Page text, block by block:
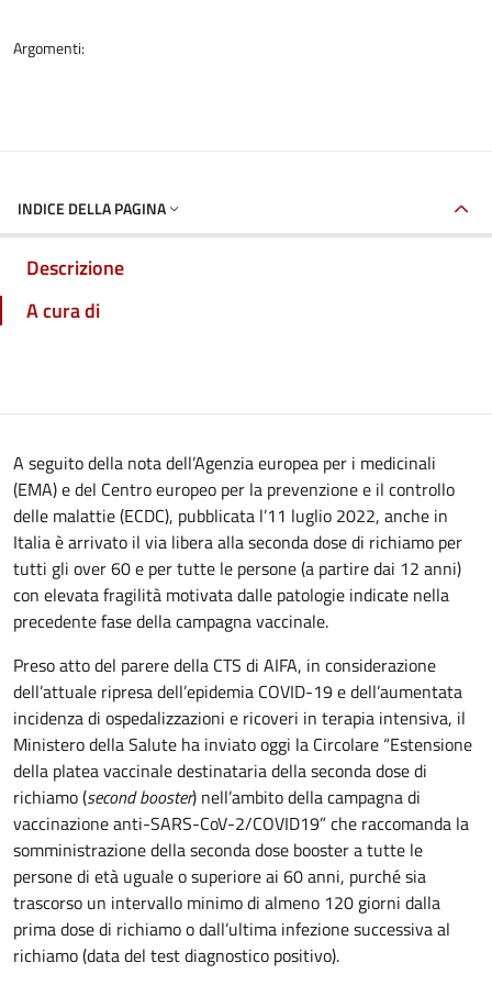
Argomenti:
INDICE DELLA PAGINA
Descrizione
A cura di
A seguito della nota dell’Agenzia europea per i medicinali
(EMA) e del Centro europeo per la prevenzione e il controllo
delle malattie (ECDC), pubblicata l’11 luglio 2022, anche in
Italia è arrivato il via libera alla seconda dose di richiamo per
tutti gli over 60 e per tutte le persone (a partire dai 12 anni)
con elevata fragilità motivata dalle patologie indicate nella
precedente fase della campagna vaccinale.
Preso atto del parere della CTS di AIFA, in considerazione
dell’attuale ripresa dell’epidemia COVID-19 e dell’aumentata
incidenza di ospedalizzazioni e ricoveri in terapia intensiva, il
Ministero della Salute ha inviato oggi la Circolare “Estensione
della platea vaccinale destinataria della seconda dose di
richiamo (second booster) nell’ambito della campagna di
vaccinazione anti-SARS-CoV-2/COVID19” che raccomanda la
somministrazione della seconda dose booster a tutte le
persone di età uguale o superiore ai 60 anni, purché sia
trascorso un intervallo minimo di almeno 120 giorni dalla
prima dose di richiamo o dall’ultima infezione successiva al
richiamo (data del test diagnostico positivo).